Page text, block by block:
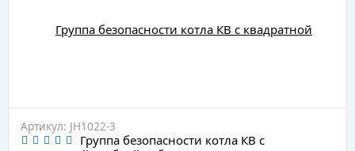
Артикул: JH1022-3
Группа безопасности котла КВ с